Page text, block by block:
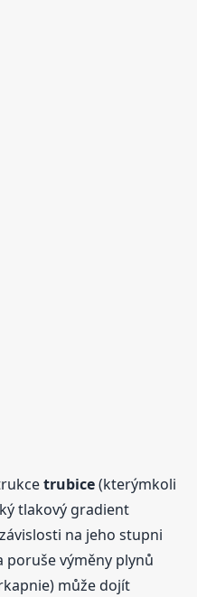
trubice(kterýmkoli
tlakový gradient
na jeho stupni
poruše výměny plynů
může dojít